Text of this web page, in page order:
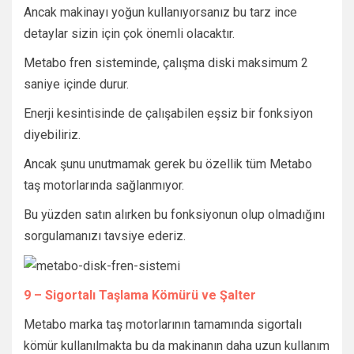
Ancak makinayı yoğun kullanıyorsanız bu tarz ince
detaylar sizin için çok önemli olacaktır.
Metabo fren sisteminde, çalışma diski maksimum 2
saniye içinde durur.
Enerji kesintisinde de çalışabilen eşsiz bir fonksiyon
diyebiliriz.
Ancak şunu unutmamak gerek bu özellik tüm Metabo
taş motorlarında sağlanmıyor.
Bu yüzden satın alırken bu fonksiyonun olup olmadığını
sorgulamanızı tavsiye ederiz.
9 – Sigortalı Taşlama Kömürü ve Şalter
Metabo marka taş motorlarının tamamında sigortalı
kömür kullanılmakta bu da makinanın daha uzun kullanım